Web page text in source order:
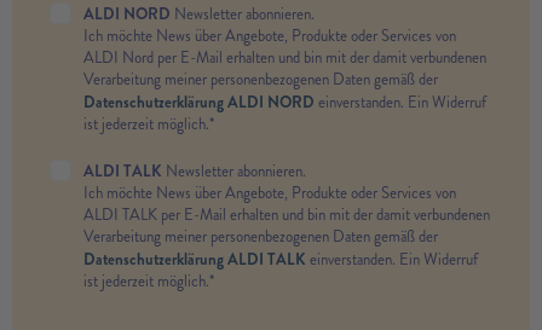
ALDI NORD Newsletter abonnieren.
Ich möchte News über Angebote, Produkte oder Services von
ALDI Nord per E-Mail erhalten und bin mit der damit verbundenen
Verarbeitung meiner personenbezogenen Daten gemäß der
Datenschutzerklärung ALDI NORD einverstanden. Ein Widerruf
ist jederzeit möglich.*
ALDI TALK Newsletter abonnieren.
Ich möchte News über Angebote, Produkte oder Services von
ALDI TALK per E-Mail erhalten und bin mit der damit verbundenen
Verarbeitung meiner personenbezogenen Daten gemäß der
Datenschutzerklärung ALDI TALK einverstanden. Ein Widerruf
ist jederzeit möglich.*